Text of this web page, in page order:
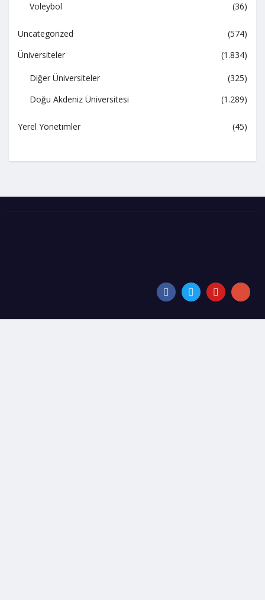
Voleybol
(36)
Uncategorized
(574)
Üniversiteler
(1.834)
Diğer Üniversiteler
(325)
Doğu Akdeniz Üniversitesi
(1.289)
Yerel Yönetimler (45)